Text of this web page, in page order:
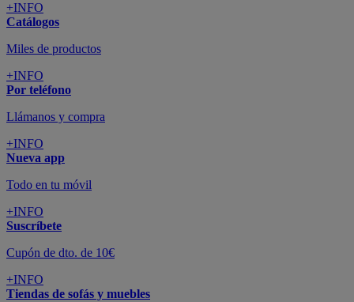
+INFO
Catálogos
Miles de productos
+INFO
Por teléfono
Llámanos y compra
+INFO
Nueva app
Todo en tu móvil
+INFO
Suscríbete
Cupón de dto. de 10€
+INFO
Tiendas de sofás y muebles